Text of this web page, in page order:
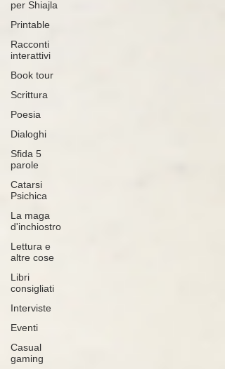
per Shiajla
Printable
Racconti
interattivi
Book tour
Scrittura
Poesia
Dialoghi
Sfida 5
parole
Catarsi
Psichica
La maga
d'inchiostro
Lettura e
altre cose
Libri
consigliati
Interviste
Eventi
Casual
gaming